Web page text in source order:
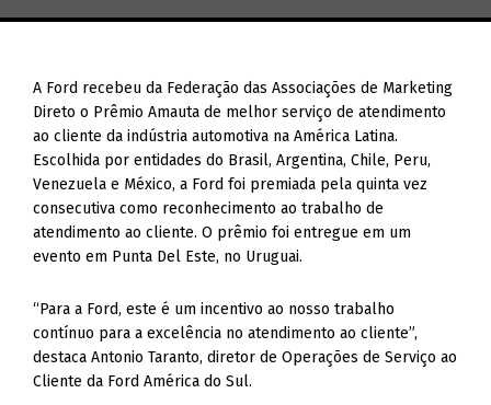
A Ford recebeu da Federação das Associações de Marketing
Direto o Prêmio Amauta de melhor serviço de atendimento
ao cliente da indústria automotiva na América Latina.
Escolhida por entidades do Brasil, Argentina, Chile, Peru,
Venezuela e México, a Ford foi premiada pela quinta vez
consecutiva como reconhecimento ao trabalho de
atendimento ao cliente. O prêmio foi entregue em um
evento em Punta Del Este, no Uruguai.
“Para a Ford, este é um incentivo ao nosso trabalho
contínuo para a excelência no atendimento ao cliente”,
destaca Antonio Taranto, diretor de Operações de Serviço ao
Cliente da Ford América do Sul.